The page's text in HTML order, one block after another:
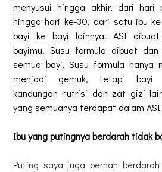
menyusui hingga akhir, dari hari
hingga hari ke-30, dari satu ibu
bayi ke bayi lainnya. ASI
bayimu. Susu formula dibuat
semua bayi. Susu formula hanya
menjadi gemuk, tetapi bayi
kandungan nutrisi dan zat gizi
yang semuanya terdapat dalam ASI
Ibu yang putingnya berdarah tidak
Puting saya juga pernah